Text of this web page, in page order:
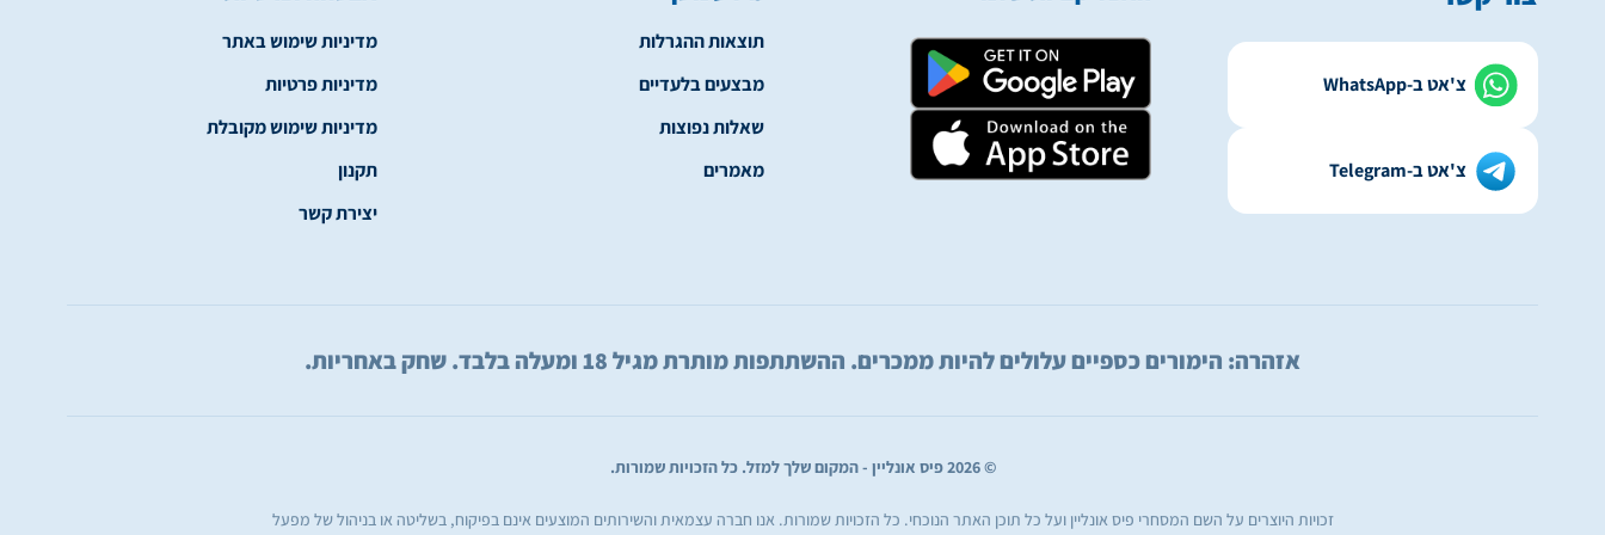
צ'אט ב-WhatsApp
צ'אט ב-Telegram
תוצאות ההגרלות
מבצעים בלעדיים
שאלות נפוצות
מאמרים
מדיניות שימוש באתר
מדיניות פרטיות
מדיניות שימוש מקובלת
תקנון
יצירת קשר
אזהרה: הימורים כספיים עלולים להיות ממכרים. ההשתתפות מותרת מגיל 18 ומעלה בלבד. שחק באחריות.
© 2026 פיס אונליין - המקום שלך למזל. כל הזכויות שמורות.
זכויות היוצרים על השם המסחרי פיס אונליין ועל כל תוכן האתר הנוכחי. כל הזכויות שמורות. אנו חברה עצמאית והשירותים המוצעים אינם בפיקוח, בשליטה או בניהול של מפעל